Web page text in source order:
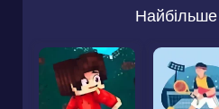
Найбільше